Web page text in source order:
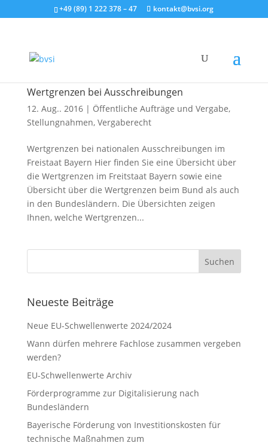
+49 (89) 1 222 378 – 47 kontakt@bvsi.org
Wertgrenzen bei Ausschreibungen
12. Aug.. 2016| Öffentliche Aufträge und Vergabe,
Stellungnahmen, Vergaberecht
Wertgrenzen bei nationalen Ausschreibungen im
Freistaat Bayern Hier finden Sie eine Übersicht über
die Wertgrenzen im Freitstaat Bayern sowie eine
Übersicht über die Wertgrenzen beim Bund als auch
in den Bundesländern. Die Übersichten zeigen
Ihnen, welche Wertgrenzen...
Neueste Beiträge
Neue EU-Schwellenwerte 2024/2024
Wann dürfen mehrere Fachlose zusammen vergeben
werden?
EU-Schwellenwerte Archiv
Förderprogramme zur Digitalisierung nach
Bundesländern
Bayerische Förderung von Investitionskosten für
technische Maßnahmen zum